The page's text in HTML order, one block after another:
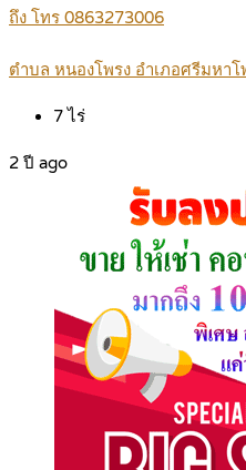
ถึง โทร 0863273006
ตำบล หนองโพรง อำเภอศรีมหา
7ไร่
2 ปี ago